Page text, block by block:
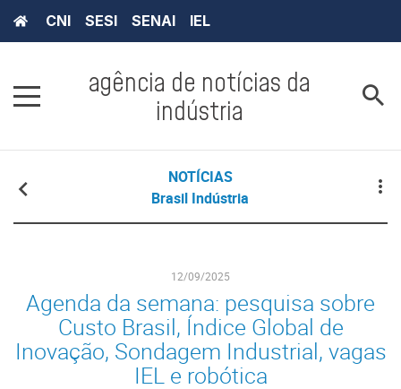
CNI SESI SENAI IEL
agência de notícias da
indústria
NOTÍCIAS
Brasil Indústria
12/09/2025
Agenda da semana: pesquisa sobre
Custo Brasil, Índice Global de
Inovação, Sondagem Industrial, vagas
IEL e robótica